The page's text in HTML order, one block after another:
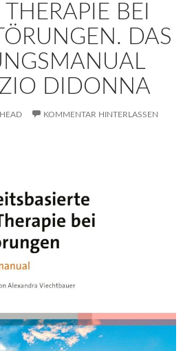
BEI
DAS
DIDONNA
KOMMENTAR HINTERLASSEN